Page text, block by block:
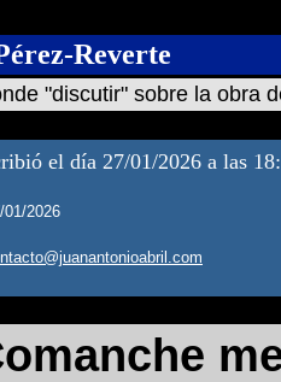
Reverte
"discutir" sobre la obra
el día 27/01/2026 a las
01/2026